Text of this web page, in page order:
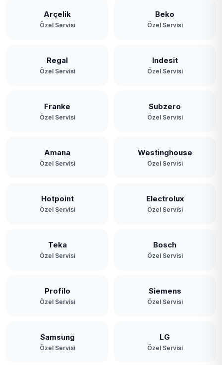
Arçelik
Özel Servisi
Beko
Özel Servisi
Regal
Özel Servisi
Indesit
Özel Servisi
Franke
Özel Servisi
Subzero
Özel Servisi
Amana
Özel Servisi
Westinghouse
Özel Servisi
Hotpoint
Özel Servisi
Electrolux
Özel Servisi
Teka
Özel Servisi
Bosch
Özel Servisi
Profilo
Özel Servisi
Siemens
Özel Servisi
Samsung
Özel Servisi
LG
Özel Servisi